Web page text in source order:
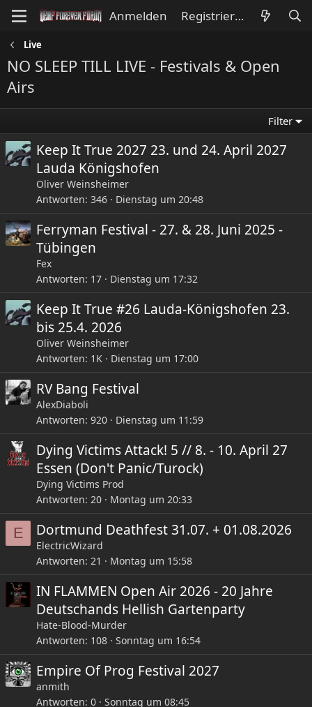
Anmelden Registrieren
Live
NO SLEEP TILL LIVE - Festivals & Open
Airs
Filter
Keep It True 2027 23. und 24. April 2027
Lauda Königshofen
Oliver Weinsheimer
Antworten 346 Dienstag um 20:48
Ferryman Festival - 27. & 28. Juni 2025 -
Tübingen
Fex
Antworten 17 Dienstag um 17:32
Keep It True #26 Lauda-Königshofen 23.
bis 25.4. 2026
Oliver Weinsheimer
Antworten 1K Dienstag um 17:00
RV Bang Festival
AlexDiaboli
Antworten 920 Dienstag um 11:59
Dying Victims Attack! 5 // 8. - 10. April 27
Essen (Don't Panic/Turock)
Dying Victims Prod
Antworten 20 Montag um 20:33
E Dortmund Deathfest 31.07. + 01.08.2026
ElectricWizard
Antworten 21 Montag um 15:58
IN FLAMMEN Open Air 2026 - 20 Jahre
Deutschands Hellish Gartenparty
Hate-Blood-Murder
Antworten 108 Sonntag um 16:54
Empire Of Prog Festival 2027
anmith
Antworten 0 Sonntag um 08:45